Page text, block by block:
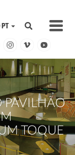
PT
PAVILHÃO
TOQUE